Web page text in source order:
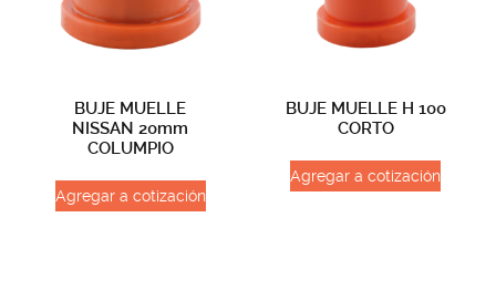
BUJE MUELLE
NISSAN 20mm
COLUMPIO
Agregar a cotización
BUJE MUELLE H 100
CORTO
Agregar a cotización